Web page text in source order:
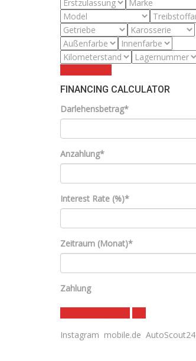
FINANCING CALCULATOR
Darlehensbetrag*
Anzahlung*
Interest Rate (%)*
Zeitraum (Monat)*
Zahlung
Instagram mobile.de AutoScout24